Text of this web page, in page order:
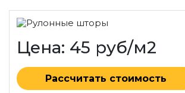
Цена: 45 руб/м2
Рассчитать стоимость